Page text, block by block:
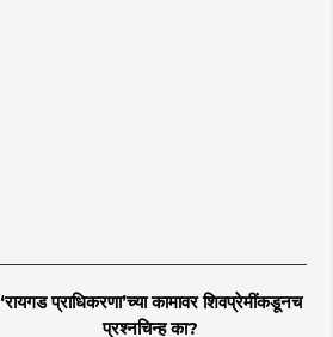
‘रायगड प्राधिकरणा’च्या कामावर शिवप्रेमींकडूनच
प्रश्नचिन्ह का?